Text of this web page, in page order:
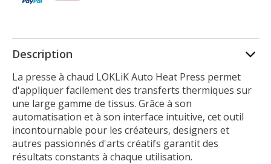
Description
La presse à chaud LOKLiK Auto Heat Press permet
d'appliquer facilement des transferts thermiques sur
une large gamme de tissus. Grâce à son
automatisation et à son interface intuitive, cet outil
incontournable pour les créateurs, designers et
autres passionnés d'arts créatifs garantit des
résultats constants à chaque utilisation.